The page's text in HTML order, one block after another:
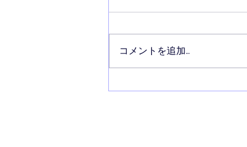
コメントを追加…